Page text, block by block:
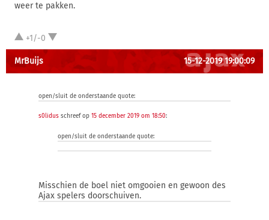
weer te pakken.
+1/-0
MrBuijs 15-12-2019 19:00:09
open/sluit de onderstaande quote:
s0lidus schreef op 15 december 2019 om 18:50:
open/sluit de onderstaande quote:
Misschien de boel niet omgooien en gewoon des
Ajax spelers doorschuiven.